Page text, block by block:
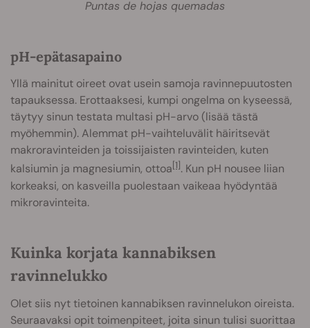
Puntas de hojas quemadas
pH-epätasapaino
Yllä mainitut oireet ovat usein samoja ravinnepuutosten
tapauksessa. Erottaaksesi, kumpi ongelma on kyseessä,
täytyy sinun testata multasi pH-arvo (lisää tästä
myöhemmin). Alemmat pH-vaihteluvälit häiritsevät
makroravinteiden ja toissijaisten ravinteiden, kuten
kalsiumin ja magnesiumin, ottoa[1]. Kun pH nousee liian
korkeaksi, on kasveilla puolestaan vaikeaa hyödyntää
mikroravinteita.
Kuinka korjata kannabiksen
ravinnelukko
Olet siis nyt tietoinen kannabiksen ravinnelukon oireista.
Seuraavaksi opit toimenpiteet, joita sinun tulisi suorittaa